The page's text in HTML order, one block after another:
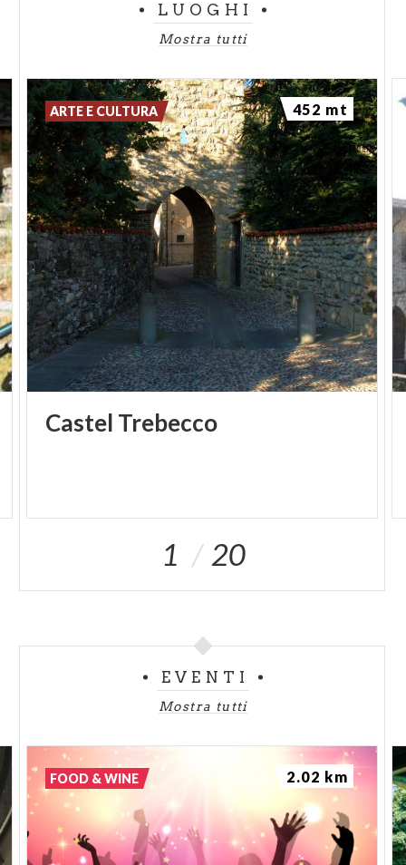
LUOGHI
Mostra tutti
Castel Trebecco
ARTE E CULTURA 452 mt
1 20
EVENTI
Mostra tutti
FOOD & WINE 2.02 km